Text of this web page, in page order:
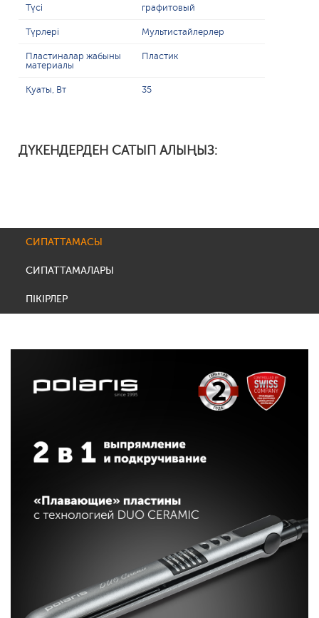
Түсі графитовый
Түрлері Мультистайлерлер
Пластиналар жабыны
материалы
Пластик
Қуаты, Вт 35
ДҮКЕНДЕРДЕН САТЫП АЛЫҢЫЗ:
СИПАТТАМАСЫ
СИПАТТАМАЛАРЫ
ПІКІРЛЕР